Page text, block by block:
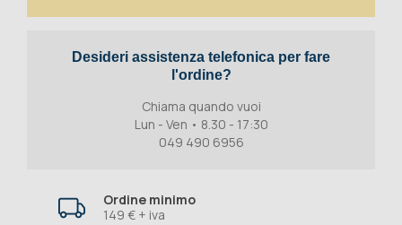
Desideri assistenza telefonica per fare
l'ordine?
Chiama quando vuoi
Lun - Ven • 8.30 - 17:30
049 490 6956
Ordine minimo
149 € + iva